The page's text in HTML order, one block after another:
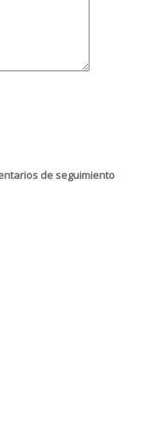
de seguimiento